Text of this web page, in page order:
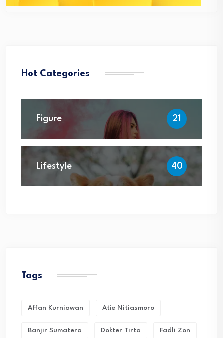
Hot Categories
Figure 21
Lifestyle 40
Tags
Affan Kurniawan Atie Nitiasmoro
Banjir Sumatera Dokter Tirta Fadli Zon